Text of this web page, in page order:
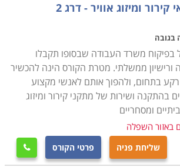
יתקלקל הקירור בעבודה בצהרי חודש
הבוסים ירחמו על הצוות, וישלחו אותם
הטכנאי הגואל. קשה להאמין שעד לפני
מיזוג האוויר שמור לבעלי הממון בלבד.
והולך יד ביד עם השפעות
המערכות האקלימיות הופכות
והמועקה מורגשת בעיקר בקיץ, שהופך
אבל פחות ופחות נסבל. לכן אם נחפש
שתמיד יהיה ביקוש יציב ומתמשך,
קירור ומיזוג אוויר - דרג 2
בגובה
בפיקוח משרד העבודה שבסופו תקבלו
ורישיון ממשלתי. מטרת הקורס הינה להכשיר
בתחום, ולהפוך אותם לאנשי מקצוע
בהתקנה ושירות של מתקני קירור ומיזוג
ומסחריים
באזור השפלה
שליחת פניה פרטי הקורס 